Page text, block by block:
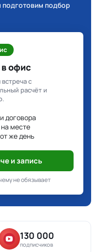
подготовим подбор
офис
с
расчёт и
договора
месте
же день
и запись
не обязывает
130 000
подписчиков